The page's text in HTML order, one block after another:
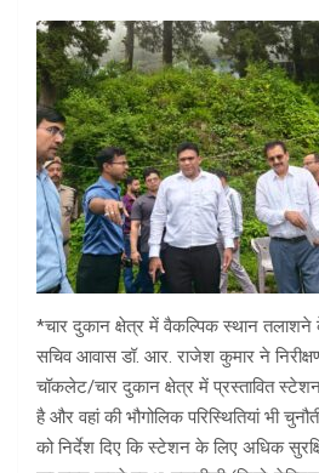
*चार दुकान क्षेत्र में वैकल्पिक स्थान तलाशने
सचिव आवास डॉ. आर. राजेश कुमार ने
चॉकलेट/चार दुकान क्षेत्र में प्रस्तावित
है और वहां की भौगोलिक परिस्थितियां भी
को निर्देश दिए कि स्टेशन के लिए अधिक